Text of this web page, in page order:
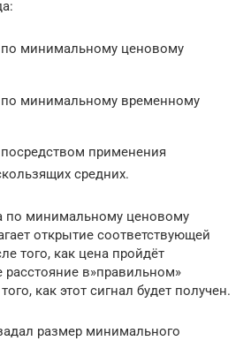
минимальному ценовому
минимальному временному
применения
средних.
по минимальному ценовому
открытие соответствующей
того, как цена пройдёт
расстояние в»правильном»
как этот сигнал будет получен.
размер минимального